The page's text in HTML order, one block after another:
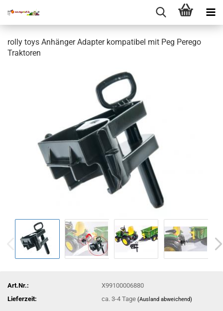
rolly toys Anhänger Adapter kompatibel mit Peg Perego
Traktoren
Art.Nr.:
X99100006880
Lieferzeit:
ca. 3-4 Tage(Ausland abweichend)